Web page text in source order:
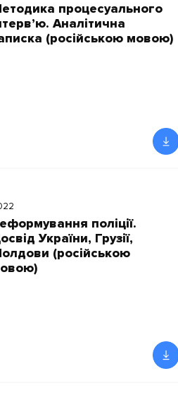
процесуального
Аналітична
(російською мовою)
поліції.
України, Грузії,
(російською